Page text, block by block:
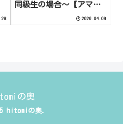
同級生の場合〜【アマタ
2026.04.09
の奥
hitomiの奥.